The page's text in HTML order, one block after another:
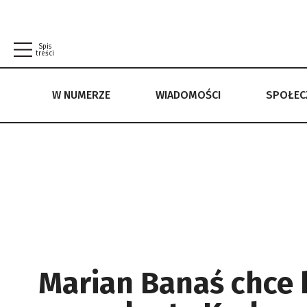
Spis
treści
W NUMERZE WIADOMOŚCI
W NUMERZE WIADOMOŚCI SPOŁECZEŃSTWO
Marian Banaś